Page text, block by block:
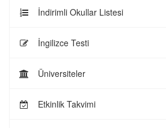
İndirimli Okullar Listesi
İngilizce Testi
Üniversiteler
Etkinlik Takvimi